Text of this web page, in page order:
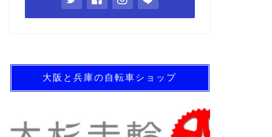
大阪と兵庫の自転車ショップ